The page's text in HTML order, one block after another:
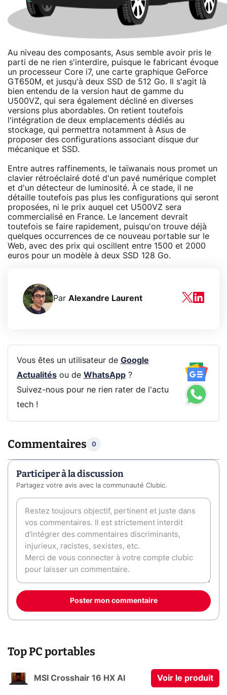
Au niveau des composants, Asus semble avoir pris le
parti de ne rien s'interdire, puisque le fabricant évoque
un processeur Core i7, une carte graphique GeForce
GT650M, et jusqu'à deux SSD de 512 Go. Il s'agit là
bien entendu de la version haut de gamme du
U500VZ, qui sera également décliné en diverses
versions plus abordables. On retient toutefois
l'intégration de deux emplacements dédiés au
stockage, qui permettra notamment à Asus de
proposer des configurations associant disque dur
mécanique et SSD.
Entre autres raffinements, le taïwanais nous promet un
clavier rétroéclairé doté d'un pavé numérique complet
et d'un détecteur de luminosité. À ce stade, il ne
détaille toutefois pas plus les configurations qui seront
proposées, ni le prix auquel cet U500VZ sera
commercialisé en France. Le lancement devrait
toutefois se faire rapidement, puisqu'on trouve déjà
quelques occurrences de ce nouveau portable sur le
Web, avec des prix qui oscillent entre 1500 et 2000
euros pour un modèle à deux SSD 128 Go.
Par Alexandre Laurent
Vous êtes un utilisateur de Google
Actualitésou de WhatsApp?
Suivez-nous pour ne rien rater de l'actu
tech !
Commentaires 0
Participer à la discussion
Partagez votre avis avec la communauté Clubic.
Poster mon commentaire
Top PC portables
MSI Crosshair 16 HX AI Voir le produit